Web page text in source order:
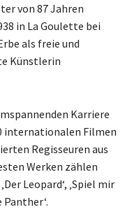
von 87 Jahren
in La Goulette bei
als freie und
Künstlerin
Karriere
internationalen Filmen
Regisseuren aus
Werken zählen
Leopard‘, ‚Spiel mir
Panther‘.